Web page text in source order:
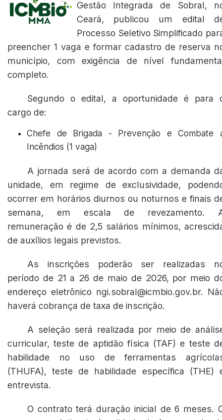
Gestão Integrada de Sobral,
Ceará, publicou um edital
Processo Seletivo Simplificado
preencher 1 vaga e formar cadastro de reserva
município, com exigência de nível
completo.
Segundo o edital, a oportunidade é para
cargo de:
Chefe de Brigada - Prevenção e Combate
Incêndios (1 vaga)
A jornada será de acordo com a demanda
unidade, em regime de exclusividade,
ocorrer em horários diurnos ou noturnos e finais
semana, em escala de revezamento.
remuneração é de 2,5 salários mínimos,
de auxílios legais previstos.
As inscrições poderão ser realizadas
período de 21 a 26 de maio de 2026, por meio
endereço eletrônico ngi.sobral@icmbio.gov.br.
haverá cobrança de taxa de inscrição.
A seleção será realizada por meio de
curricular, teste de aptidão física (TAF) e teste
habilidade no uso de ferramentas
(THUFA), teste de habilidade específica (THE)
entrevista.
O contrato terá duração inicial de 6 meses.